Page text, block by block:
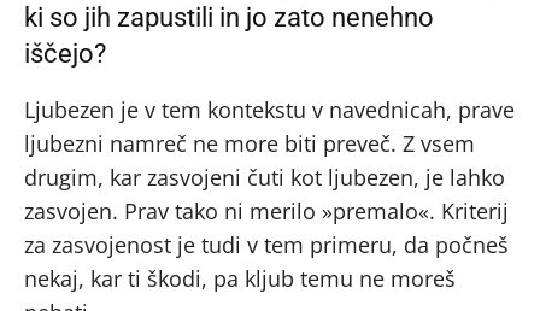
ki so jih zapustili in jo zato nenehno
iščejo?
Ljubezen je v tem kontekstu v navednicah, prave
ljubezni namreč ne more biti preveč. Z vsem
drugim, kar zasvojeni čuti kot ljubezen, je lahko
zasvojen. Prav tako ni merilo »premalo«. Kriterij
za zasvojenost je tudi v tem primeru, da počneš
nekaj, kar ti škodi, pa kljub temu ne moreš